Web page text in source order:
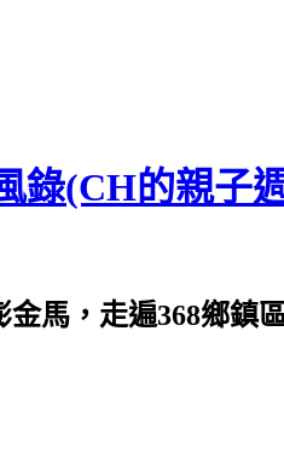
錄(CH的親子
馬，走遍368鄉鎮